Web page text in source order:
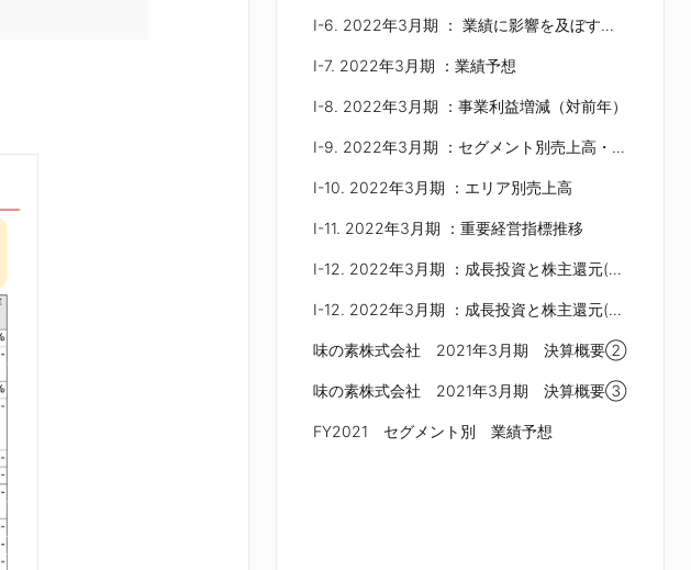
Ⅰ-6. 2022年3月期 ： 業績に影響を及ぼす項目
Ⅰ-7. 2022年3月期 ：業績予想
Ⅰ-8. 2022年3月期 ：事業利益増減（対前年）
Ⅰ-9. 2022年3月期 ：セグメント別売上高・事業利益
Ⅰ-10. 2022年3月期 ：エリア別売上高
Ⅰ-11. 2022年3月期 ：重要経営指標推移
Ⅰ-12. 2022年3月期 ：成長投資と株主還元(FY20-22の考え方)
Ⅰ-12. 2022年3月期 ：成長投資と株主還元(FY21予想)
味の素株式会社 2021年3月期 決算概要②
味の素株式会社 2021年3月期 決算概要③
FY2021 セグメント別 業績予想